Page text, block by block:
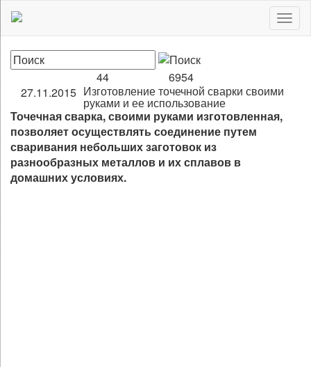
27.11.2015
44
6954
Изготовление точечной сварки своими
руками и ее использование
Точечная сварка, своими руками изготовленная,
позволяет осуществлять соединение путем
сваривания небольших заготовок из
разнообразных металлов и их сплавов в
домашних условиях.